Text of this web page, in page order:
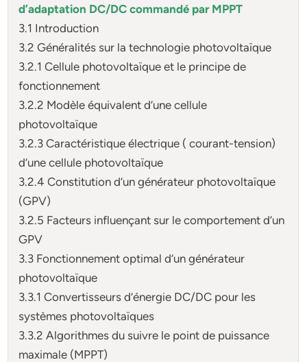
d’adaptation DC/DC commandé par MPPT
3.1 Introduction
3.2 Généralités sur la technologie photovoltaïque
3.2.1 Cellule photovoltaïque et le principe de
fonctionnement
3.2.2 Modèle équivalent d’une cellule
photovoltaïque
3.2.3 Caractéristique électrique ( courant-tension)
d’une cellule photovoltaïque
3.2.4 Constitution d’un générateur photovoltaïque
(GPV)
3.2.5 Facteurs influençant sur le comportement d’un
GPV
3.3 Fonctionnement optimal d’un générateur
photovoltaïque
3.3.1 Convertisseurs d’énergie DC/DC pour les
systèmes photovoltaïques
3.3.2 Algorithmes du suivre le point de puissance
maximale (MPPT)